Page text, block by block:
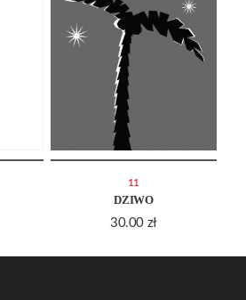
DZIWO
30.00 zł
11